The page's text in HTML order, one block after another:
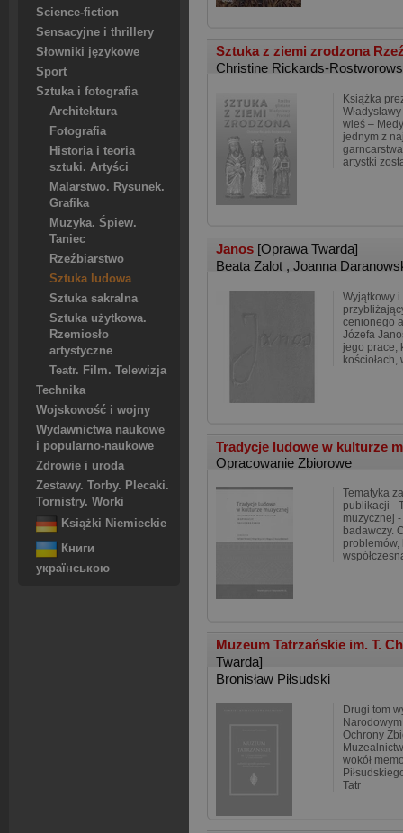
Science-fiction
Sensacyjne i thrillery
Słowniki językowe
Sport
Sztuka i fotografia
Architektura
Fotografia
Historia i teoria
sztuki. Artyści
Malarstwo. Rysunek.
Grafika
Muzyka. Śpiew.
Taniec
Rzeźbiarstwo
Sztuka ludowa
Sztuka sakralna
Sztuka użytkowa.
Rzemiosło
artystyczne
Teatr. Film. Telewizja
Technika
Wojskowość i wojny
Wydawnictwa naukowe
i popularno-naukowe
Zdrowie i uroda
Zestawy. Torby. Plecaki.
Tornistry. Worki
Książki Niemieckie
Книги
українською
Sztuka z ziemi zrodzona
Christine Rickards-
Książka
wieś –
jednym z
artystki
Janos [Oprawa Twarda]
Beata Zalot , Joanna
Wyjątkowy
cenionego
Józefa
jego prace,
Tradycje ludowe w kulturze
Opracowanie Zbiorowe
Tematyka
publikacji -
muzycznej
badawczy.
problemów,
Muzeum Tatrzańskie im. T.
Twarda]
Bronisław Piłsudski
Drugi tom
Ochrony
wokół
Tatr